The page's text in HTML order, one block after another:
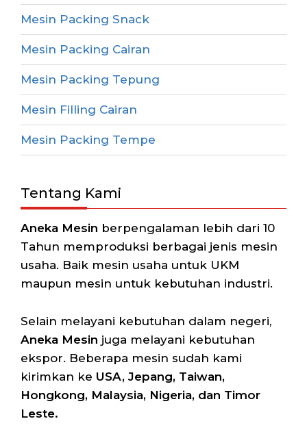
Mesin Packing Snack
Mesin Packing Cairan
Mesin Packing Tepung
Mesin Filling Cairan
Mesin Packing Tempe
Tentang Kami
Aneka Mesin berpengalaman lebih dari 10
Tahun memproduksi berbagai jenis mesin
usaha. Baik mesin usaha untuk UKM
maupun mesin untuk kebutuhan industri.
Selain melayani kebutuhan dalam negeri,
Aneka Mesin juga melayani kebutuhan
ekspor. Beberapa mesin sudah kami
kirimkan ke USA, Jepang, Taiwan,
Hongkong, Malaysia, Nigeria, dan Timor
Leste.